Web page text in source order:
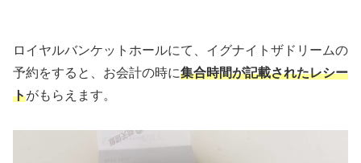
ロイヤルバンケットホールにて、イグナイトザドリームの
予約をすると、お会計の時に集合時間が記載されたレシー
トがもらえます。